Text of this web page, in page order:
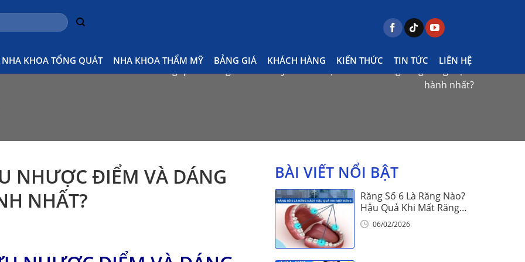
NHA KHOA TỔNG QUÁT NHA KHOA THẨM MỸ BẢNG GIÁ KHÁCH HÀNG KIẾN THỨC TIN TỨC LIÊN HỆ
hành nhất?
NHƯỢC ĐIỂM VÀ DÁNG
NHẤT?
BÀI VIẾT NỔI BẬT
Răng Số 6 Là Răng Nào?
Hậu Quả Khi Mất Răng
Số 606/02/2026